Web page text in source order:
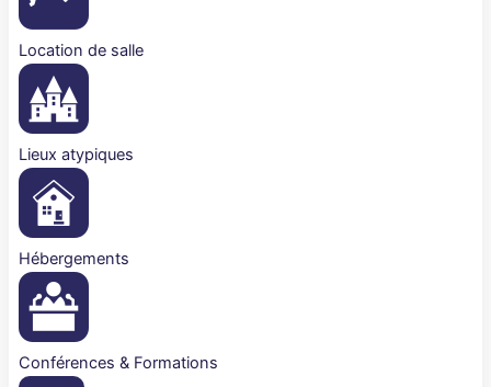
Location de salle
Lieux atypiques
Hébergements
Conférences & Formations